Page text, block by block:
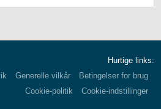
Hurtige links:
Generelle vilkår
Betingelser for brug
Cookie-politik
Cookie-indstillinger